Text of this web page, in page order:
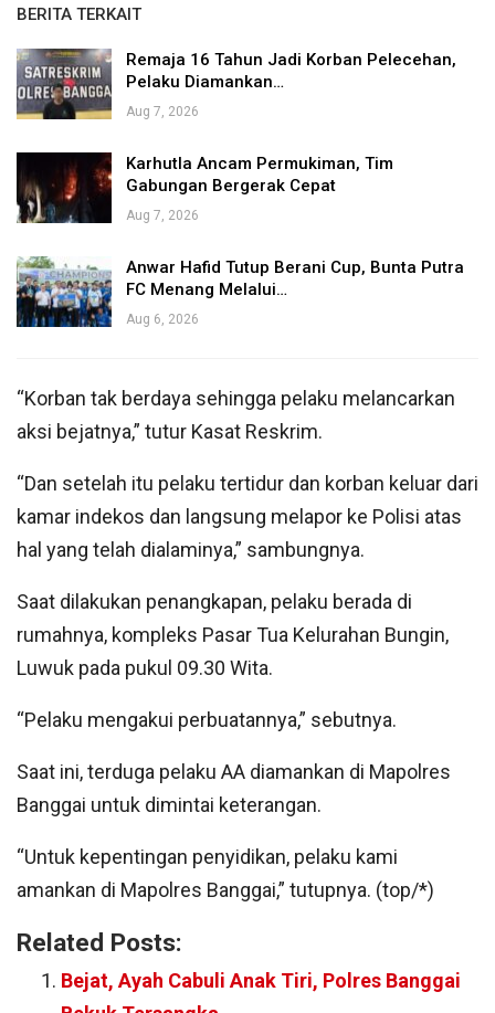
BERITA TERKAIT
Remaja 16 Tahun Jadi Korban Pelecehan,
Pelaku Diamankan…
Aug 7, 2026
Karhutla Ancam Permukiman, Tim
Gabungan Bergerak Cepat
Aug 7, 2026
Anwar Hafid Tutup Berani Cup, Bunta Putra
FC Menang Melalui…
Aug 6, 2026
“Korban tak berdaya sehingga pelaku melancarkan
aksi bejatnya,” tutur Kasat Reskrim.
“Dan setelah itu pelaku tertidur dan korban keluar dari
kamar indekos dan langsung melapor ke Polisi atas
hal yang telah dialaminya,” sambungnya.
Saat dilakukan penangkapan, pelaku berada di
rumahnya, kompleks Pasar Tua Kelurahan Bungin,
Luwuk pada pukul 09.30 Wita.
“Pelaku mengakui perbuatannya,” sebutnya.
Saat ini, terduga pelaku AA diamankan di Mapolres
Banggai untuk dimintai keterangan.
“Untuk kepentingan penyidikan, pelaku kami
amankan di Mapolres Banggai,” tutupnya. (top/*)
Related Posts:
Bejat, Ayah Cabuli Anak Tiri, Polres Banggai